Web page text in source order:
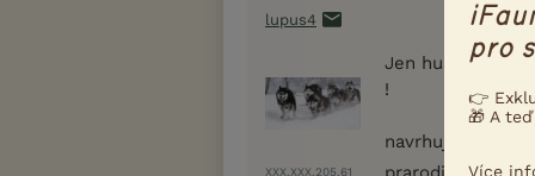
lupus4
XXX.XXX.205.61
Jen huskyho by
!
navrhuju ACD
pro
👉
🎁 A
Více